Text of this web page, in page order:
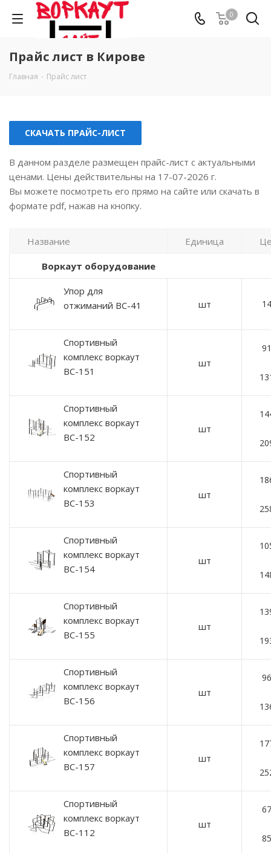
0
Прайс лист в Кирове
Главная - Прайс лист
СКАЧАТЬ ПРАЙС-ЛИСТ
В данном разделе размещен прайс-лист с актуальными
ценами. Цены действительны на 17-07-2026 г.
Вы можете посмотреть его прямо на сайте или скачать в
формате pdf, нажав на кнопку.
Название Единица
Воркаут оборудование
Упор для
отжиманий ВС-41
шт
Спортивный
комплекс воркаут
ВС-151
шт
Спортивный
комплекс воркаут
ВС-152
шт
Спортивный
комплекс воркаут
ВС-153
шт
Спортивный
комплекс воркаут
ВС-154
шт
Спортивный
комплекс воркаут
ВС-155
шт
Спортивный
комплекс воркаут
ВС-156
шт
Спортивный
комплекс воркаут
ВС-157
шт
Спортивный
комплекс воркаут
ВС-112
шт